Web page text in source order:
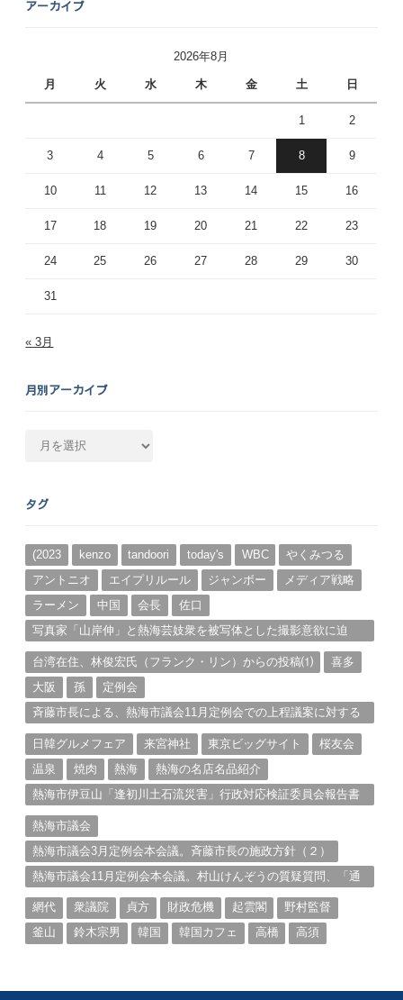
アーカイブ
2026年8月
月 火 水 木 金 土 日
1 2
3 4 5 6 7 8 9
10 11 12 13 14 15 16
17 18 19 20 21 22 23
24 25 26 27 28 29 30
31
« 3月
月別アーカイブ
カ
ブ
タグ
(2023 kenzo tandoori today's WBC
やくみつる
アントニオ
エイプリルール ジャンボー
メディア戦略
ラーメン
中国 会長
佐口
写真家「山岸伸」と熱海芸妓衆を被写体とした撮影意欲に迫
台湾在住、林俊宏氏（フランク・リン）からの投稿⑴
喜多
大阪
孫
定例会
斉藤市長による、熱海市議会11月定例会での上程議案に対する
日韓グルメフェア
来宮神社 東京ビッグサイト
桜友会
温泉
焼肉 熱海
熱海の名店名品紹介
熱海市伊豆山「逢初川土石流災害」行政対応検証委員会報告書
熱海市議会
熱海市議会3月定例会本会議。斉藤市長の施政方針（２）
熱海市議会11月定例会本会議。村山けんぞうの質疑質問、「通
網代
衆議院 貞方 財政危機 起雲閣
野村監督
釜山
鈴木宗男 韓国 韓国カフェ 高橋 高須